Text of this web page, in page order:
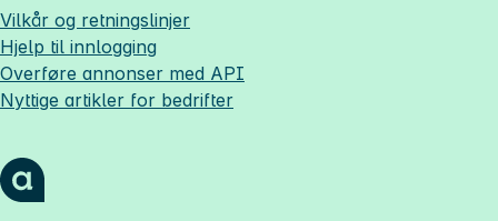
Vilkår og retningslinjer
Hjelp til innlogging
Overføre annonser med API
Nyttige artikler for bedrifter